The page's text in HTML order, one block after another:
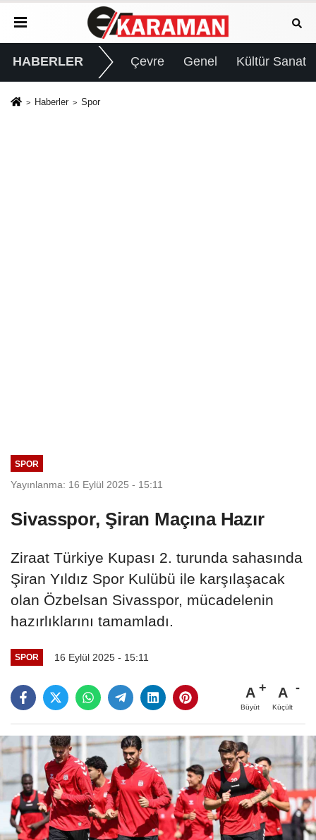
HABERLER Çevre Genel Kültür Sanat
Haberler Spor
SPOR
Yayınlanma: 16 Eylül 2025 - 15:11
Sivasspor, Şiran Maçına Hazır
Ziraat Türkiye Kupası 2. turunda sahasında
Şiran Yıldız Spor Kulübü ile karşılaşacak
olan Özbelsan Sivasspor, mücadelenin
hazırlıklarını tamamladı.
SPOR 16 Eylül 2025 - 15:11
A
Büyüt
A
Küçült